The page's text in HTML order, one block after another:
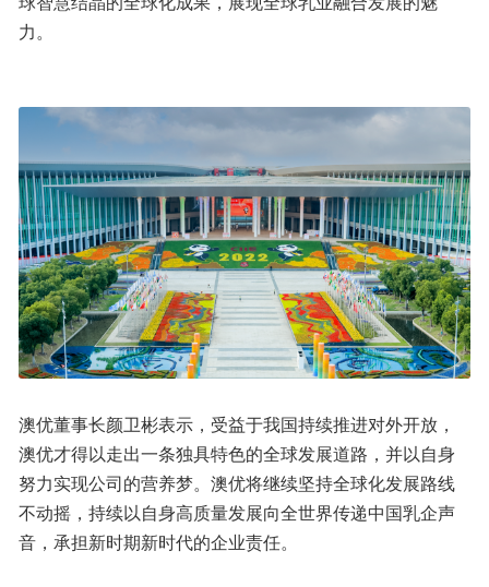
力。
澳优董事长颜卫彬表示，受益于我国持续推进对外开放，
澳优才得以走出一条独具特色的全球发展道路，并以自身
努力实现公司的营养梦。澳优将继续坚持全球化发展路线
不动摇，持续以自身高质量发展向全世界传递中国乳企声
音，承担新时期新时代的企业责任。